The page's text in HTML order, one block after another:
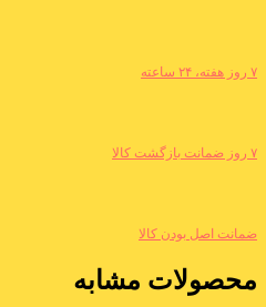
۷ روز هفته، ۲۴ ساعته
۷ روز ضمانت بازگشت کالا
ضمانت اصل بودن کالا
محصولات مشابه